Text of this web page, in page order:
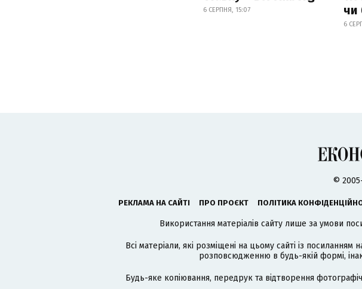
6 СЕРПНЯ, 15:07
чи
6
©
РЕКЛАМА НА САЙТІ ПРО ПРОЄКТ ПОЛІТИКА
Використання матеріалів сайту лише за умови
Всі матеріали, які розміщені на цьому сайті із посиланням
розповсюдженню в будь-якій формі,
Будь-яке копіювання, передрук та відтворення